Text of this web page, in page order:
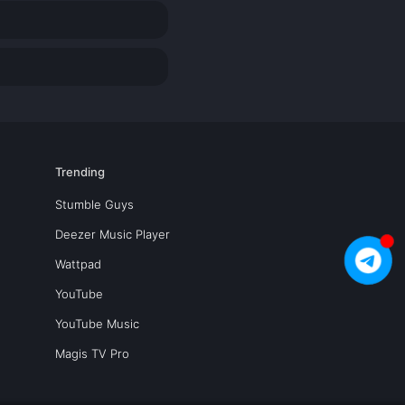
Trending
Stumble Guys
Deezer Music Player
Wattpad
YouTube
YouTube Music
Magis TV Pro